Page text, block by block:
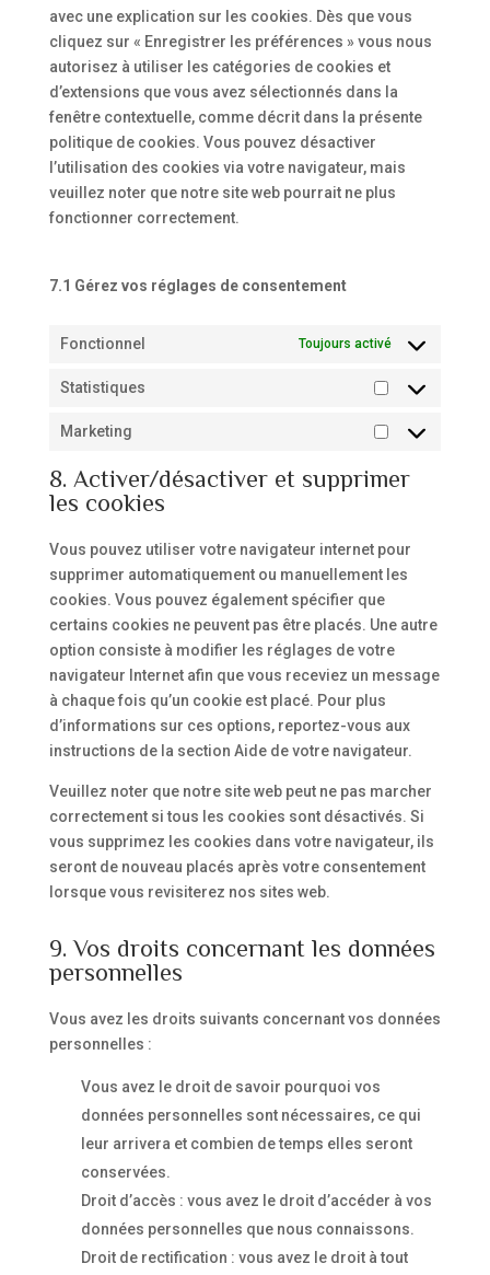
avec une explication sur les cookies. Dès que vous
cliquez sur « Enregistrer les préférences » vous nous
autorisez à utiliser les catégories de cookies et
d’extensions que vous avez sélectionnés dans la
fenêtre contextuelle, comme décrit dans la présente
politique de cookies. Vous pouvez désactiver
l’utilisation des cookies via votre navigateur, mais
veuillez noter que notre site web pourrait ne plus
fonctionner correctement.
7.1 Gérez vos réglages de consentement
Fonctionnel Toujours activé
Statistiques
Statistiques
Marketing
Marketing
8. Activer/désactiver et supprimer
les cookies
Vous pouvez utiliser votre navigateur internet pour
supprimer automatiquement ou manuellement les
cookies. Vous pouvez également spécifier que
certains cookies ne peuvent pas être placés. Une autre
option consiste à modifier les réglages de votre
navigateur Internet afin que vous receviez un message
à chaque fois qu’un cookie est placé. Pour plus
d’informations sur ces options, reportez-vous aux
instructions de la section Aide de votre navigateur.
Veuillez noter que notre site web peut ne pas marcher
correctement si tous les cookies sont désactivés. Si
vous supprimez les cookies dans votre navigateur, ils
seront de nouveau placés après votre consentement
lorsque vous revisiterez nos sites web.
9. Vos droits concernant les données
personnelles
Vous avez les droits suivants concernant vos données
personnelles :
Vous avez le droit de savoir pourquoi vos
données personnelles sont nécessaires, ce qui
leur arrivera et combien de temps elles seront
conservées.
Droit d’accès : vous avez le droit d’accéder à vos
données personnelles que nous connaissons.
Droit de rectification : vous avez le droit à tout